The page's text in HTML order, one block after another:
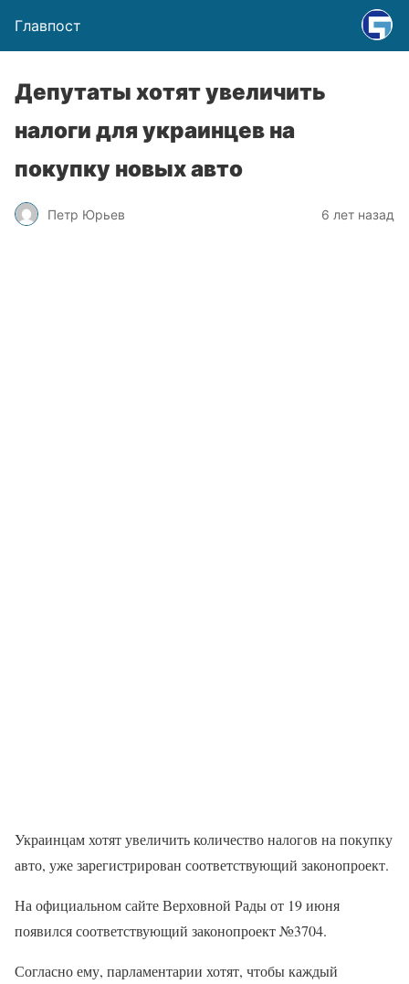
Главпост
Депутаты хотят увеличить
налоги для украинцев на
покупку новых авто
Петр Юрьев 6 лет назад
Украинцам хотят увеличить количество налогов на покупку
авто, уже зарегистрирован соответствующий законопроект.
На официальном сайте Верховной Рады от 19 июня
появился соответствующий законопроект №3704.
Согласно ему, парламентарии хотят, чтобы каждый